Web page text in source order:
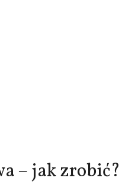
– jak zrobić?